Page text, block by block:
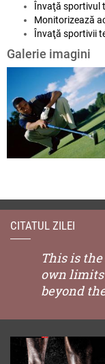
Învaţă sportivul
Monitorizează
Învaţă sportivii
Galerie imagini
CITATUL ZILEI
This is the
own limits
beyond